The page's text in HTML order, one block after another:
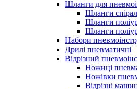
Шланги для
Шланги
Шланги
Шланги
Набори
Дрилі пневматичні
Відрізний
Ножиці
Ножівки
Відрізні